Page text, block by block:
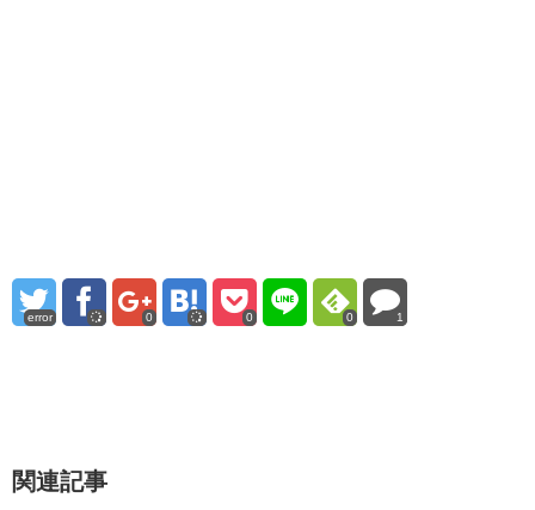
error 0 0 0 1
関連記事